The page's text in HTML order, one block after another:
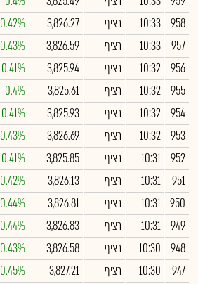
958
10:33 רציף 3,826.27
0.42%
957
10:33 רציף 3,826.59
0.43%
956
10:32 רציף 3,825.94
0.41%
955
10:32 רציף 3,825.61
0.4%
954
10:32 רציף 3,825.93
0.41%
953
10:32 רציף 3,826.69
0.43%
952
10:31 רציף 3,825.85
0.41%
951
10:31 רציף 3,826.13
0.42%
950
10:31 רציף 3,826.81
0.44%
949
10:31 רציף 3,826.83
0.44%
948
10:30 רציף 3,826.58
0.43%
947
10:30 רציף 3,827.21
0.45%